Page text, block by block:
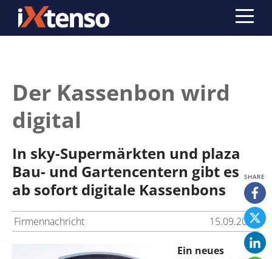
Der Kassenbon wird
digital
In sky-Supermärkten und plaza
Bau- und Gartencentern gibt es
ab sofort digitale Kassenbons
Firmennachricht 15.09.2015
Ein neues